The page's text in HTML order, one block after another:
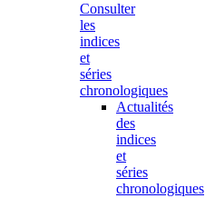
Consulter
les
indices
et
séries
chronologiques
Actualités
des
indices
et
séries
chronologiques